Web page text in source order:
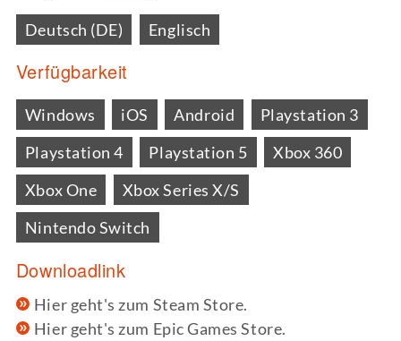
Deutsch (DE) Englisch
Verfügbarkeit
Windows iOS Android
Playstation 3
Playstation 4
Playstation 5
Xbox 360
Xbox One
Xbox Series X/S
Nintendo Switch
Downloadlink
Hier geht's zum Steam Store.
Hier geht's zum Epic Games Store.